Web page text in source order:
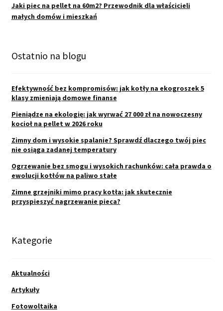
Jaki piec na pellet na 60m2? Przewodnik dla właścicieli
małych domów i mieszkań
Ostatnio na blogu
Efektywność bez kompromisów: jak kotły na ekogroszek 5
klasy zmieniają domowe finanse
Pieniądze na ekologię: jak wyrwać 27 000 zł na nowoczesny
kocioł na pellet w 2026 roku
Zimny dom i wysokie spalanie? Sprawdź dlaczego twój piec
nie osiąga zadanej temperatury
Ogrzewanie bez smogu i wysokich rachunków: cała prawda o
ewolucji kotłów na paliwo stałe
Zimne grzejniki mimo pracy kotła: jak skutecznie
przyspieszyć nagrzewanie pieca?
Kategorie
Aktualności
Artykuły
Fotowoltaika